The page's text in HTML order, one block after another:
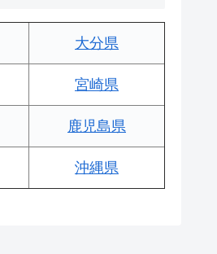
大分県
宮崎県
鹿児島県
沖縄県